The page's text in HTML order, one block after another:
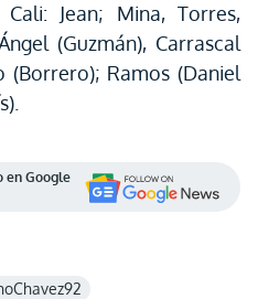
Jean; Mina, Torres,
(Guzmán), Carrascal
(Borrero); Ramos (Daniel
en Google